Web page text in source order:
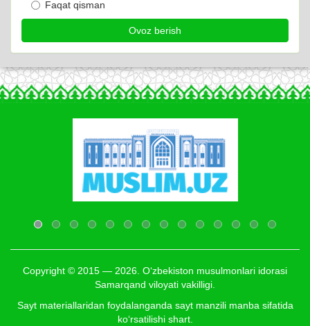
Faqat qisman
Copyright © 2015 — 2026. O‘zbekiston musulmonlari idorasi
Samarqand viloyati vakilligi.
Sayt materiallaridan foydalanganda sayt manzili manba sifatida
ko‘rsatilishi shart.